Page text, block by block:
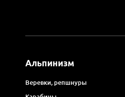
Альпинизм
Веревки, репшнуры